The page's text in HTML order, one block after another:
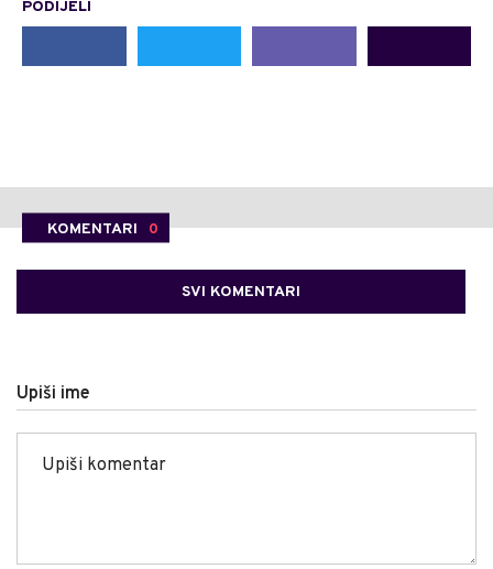
PODIJELI
KOMENTARI 0
SVI KOMENTARI
Upiši ime